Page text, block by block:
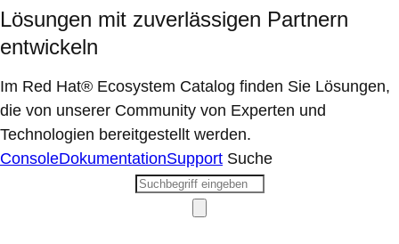
Lösungen mit zuverlässigen Partnern
entwickeln
Im Red Hat® Ecosystem Catalog finden Sie Lösungen,
die von unserer Community von Experten und
Technologien bereitgestellt werden.
ConsoleDokumentationSupport Suche